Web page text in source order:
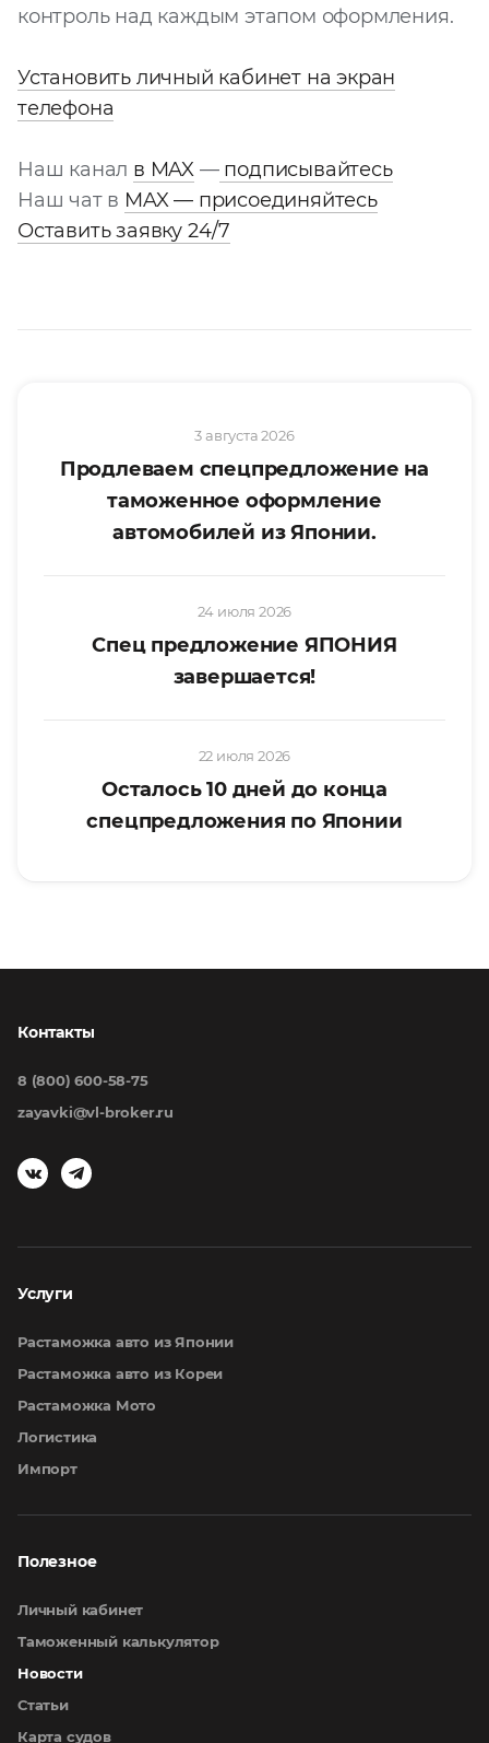
контроль над каждым этапом оформления.
Установить личный кабинет на экран
телефона
Наш канал в MAX —подписывайтесь
Наш чат в MAX — присоединяйтесь
Оставить заявку 24/7
3 августа 2026
Продлеваем спецпредложение на
таможенное оформление
автомобилей из Японии.
24 июля 2026
Спец предложение ЯПОНИЯ
завершается!
22 июля 2026
Осталось 10 дней до конца
спецпредложения по Японии
Услуги
Растаможка авто из Японии
Растаможка авто из Кореи
Растаможка Мото
Логистика
Импорт
Полезное
Личный кабинет
Таможенный калькулятор
Новости
Статьи
Карта судов
Контакты
8 (800) 600-58-75
zayavki@vl-broker.ru